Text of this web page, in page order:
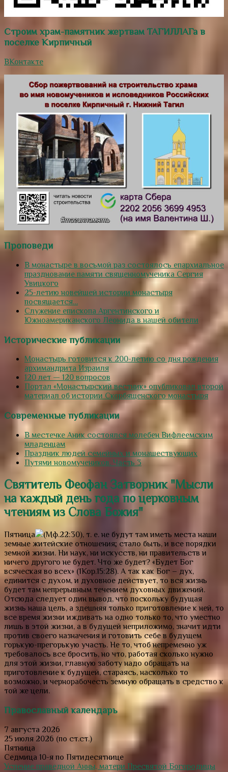
Строим храм-памятник жертвам ТАГИЛЛАГа в
поселке Кирпичный
ВКонтакте
Проповеди
В монастыре в восьмой раз состоялось епархиальное
празднование памяти священномученика Сергия
Увицкого
25-летию новейшей истории монастыря
посвящается…
Служение епископа Аргентинского и
Южноамериканского Леонида в нашей обители
Исторические публикации
Монастырь готовится к 200-летию со дня рождения
архимандрита Израиля
120 лет — 120 вопросов
Портал «Монастырский вестник» опубликовал второй
материал об истории Скорбященского монастыря
Современные публикации
В местечке Аник состоялся молебен Вифлеемским
младенцам
Праздник людей семейных и монашествующих
Путями новомучеников. Часть 3
Святитель Феофан Затворник "Мысли
на каждый день года по церковным
чтениям из Слова Божия"
Пятница
(Мф.22:30), т. е. не будут там иметь места наши
земные житейские отношения; стало быть, и все порядки
земной жизни. Ни наук, ни искусств, ни правительств и
ничего другого не будет. Что же будет? «Будет Бог
всяческая во всех» (1Кор.15:28). А так как Бог – дух,
единится с духом, и духовное действует, то вся жизнь
будет там непрерывным течением духовных движений.
Отсюда следует один вывод, что поскольку будущая
жизнь наша цель, а здешняя только приготовление к ней, то
все время жизни иждивать на одно только то, что уместно
лишь в этой жизни, а в будущей неприложимо, значит идти
против своего назначения и готовить себе в будущем
горькую-прегорькую участь. Не то, чтоб непременно уж
требовалось все бросить, но что, работая сколько нужно
для этой жизни, главную заботу надо обращать на
приготовление к будущей, стараясь, насколько то
возможно, и чернорабочесть земную обращать в средство к
той же цели.
Православный календарь
7 августа 2026
25 июля 2026 (по ст.ст.)
Пятница
Седмица 10-я по Пятидесятнице
Успение праведной Анны, матери Пресвятой Богородицы